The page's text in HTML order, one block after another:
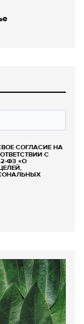
СОГЛАСИЕ НА
С
ФЗ «О